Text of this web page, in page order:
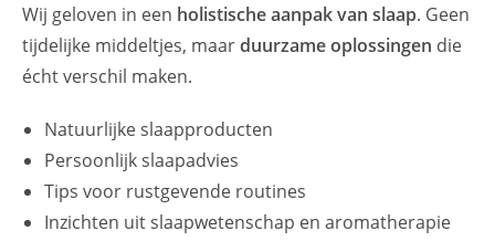
Wij geloven in een holistische aanpak van slaap. Geen
tijdelijke middeltjes, maarduurzame oplossingen die
écht verschil maken.
Natuurlijke slaapproducten
Persoonlijk slaapadvies
Tips voor rustgevende routines
Inzichten uit slaapwetenschap en aromatherapie